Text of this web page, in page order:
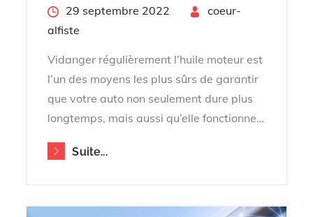
Posted
on
29 septembre 2022
coeur-
alfiste
Vidanger régulièrement l’huile moteur est
l’un des moyens les plus sûrs de garantir
que votre auto non seulement dure plus
longtemps, mais aussi qu’elle fonctionne…
Suite...